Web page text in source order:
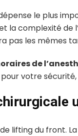
le plus
la complexité de
pas les mêmes
de
votre sécurité,
lifting du front.